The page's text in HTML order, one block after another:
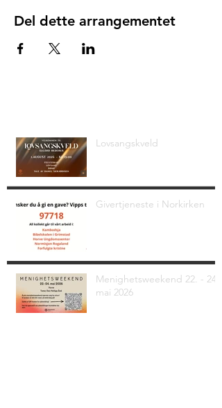
Del dette arrangementet
Lovsangskveld
Givertjeneste i Norkirken
Menighetsweekend 22. - 24.
mai 2026